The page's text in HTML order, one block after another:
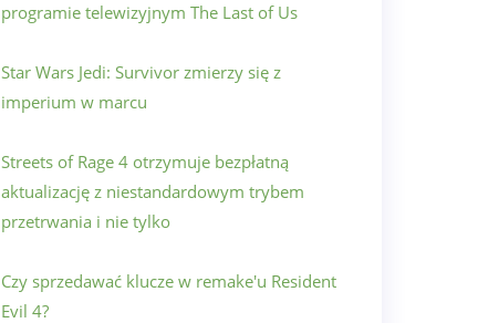
programie telewizyjnym The Last of Us
Star Wars Jedi: Survivor zmierzy się z
imperium w marcu
Streets of Rage 4 otrzymuje bezpłatną
aktualizację z niestandardowym trybem
przetrwania i nie tylko
Czy sprzedawać klucze w remake'u Resident
Evil 4?